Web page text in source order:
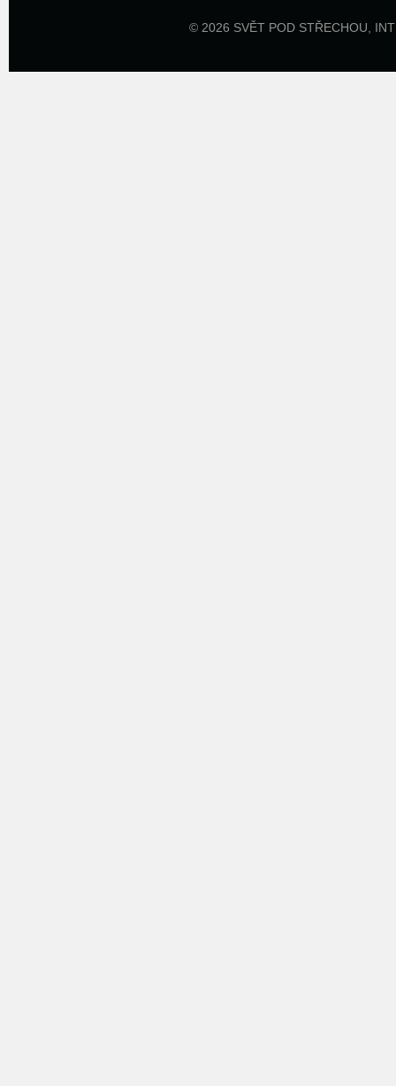
© 2026 SVĚT POD STŘECHOU,